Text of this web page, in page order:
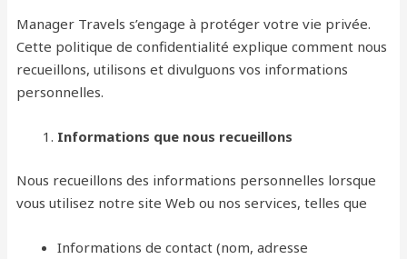
Manager Travels s’engage à protéger votre vie privée.
Cette politique de confidentialité explique comment nous
recueillons, utilisons et divulguons vos informations
personnelles.
Informations que nous recueillons
Nous recueillons des informations personnelles lorsque
vous utilisez notre site Web ou nos services, telles que
Informations de contact (nom, adresse